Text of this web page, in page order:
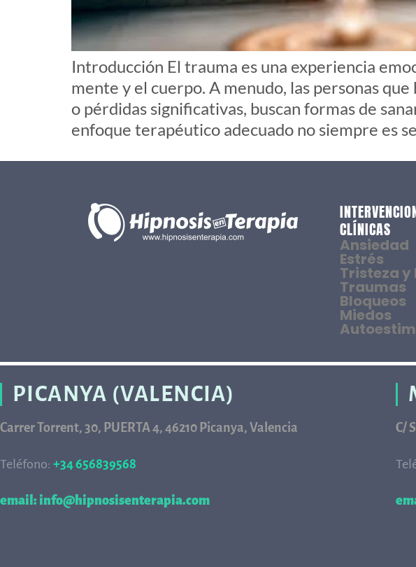
Introducción El trauma es una experiencia
mente y el cuerpo. A menudo, las personas
o pérdidas significativas, buscan formas de
enfoque terapéutico adecuado no siempre es
CLÍNICAS
Ansiedad
Estrés
Tristeza y
Traumas
Bloqueos
Miedos
PICANYA (VALENCIA)
Carrer Torrent, 30, PUERTA 4, 46210 Picanya, Valencia
Teléfono: +34 656839568
email: info@hipnosisenterapia.com
C/